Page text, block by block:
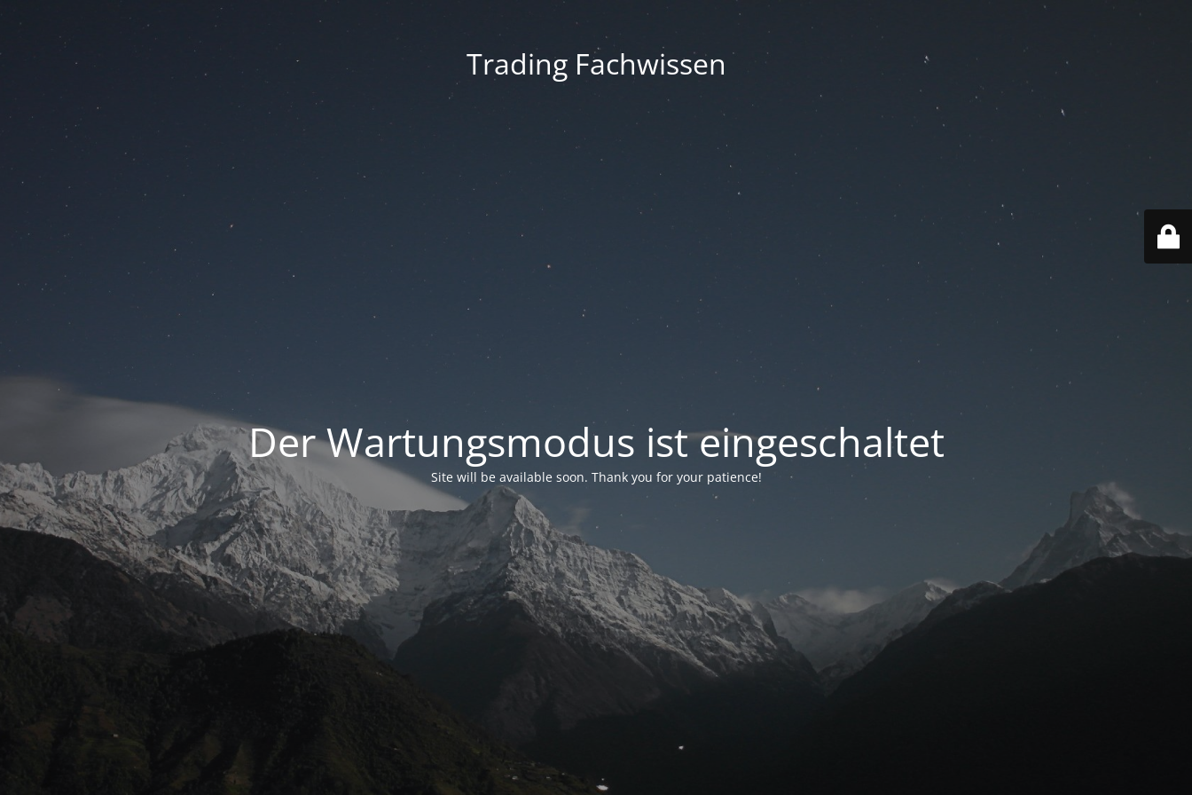
Trading Fachwissen
Der Wartungsmodus ist eingeschaltet
Site will be available soon. Thank you for your patience!